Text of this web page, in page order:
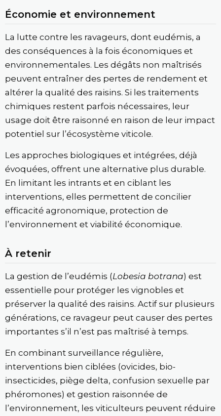
Économie et environnement
La lutte contre les ravageurs, dont eudémis, a
des conséquences à la fois économiques et
environnementales. Les dégâts non maîtrisés
peuvent entraîner des pertes de rendement et
altérer la qualité des raisins. Si les traitements
chimiques restent parfois nécessaires, leur
usage doit être raisonné en raison de leur impact
potentiel sur l’écosystème viticole.
Les approches biologiques et intégrées, déjà
évoquées, offrent une alternative plus durable.
En limitant les intrants et en ciblant les
interventions, elles permettent de concilier
efficacité agronomique, protection de
l’environnement et viabilité économique.
À retenir
La gestion de l’eudémis (Lobesia botrana) est
essentielle pour protéger les vignobles et
préserver la qualité des raisins. Actif sur plusieurs
générations, ce ravageur peut causer des pertes
importantes s’il n’est pas maîtrisé à temps.
En combinant surveillance régulière,
interventions bien ciblées (ovicides, bio-
insecticides, piège delta, confusion sexuelle par
phéromones) et gestion raisonnée de
l’environnement, les viticulteurs peuvent réduire